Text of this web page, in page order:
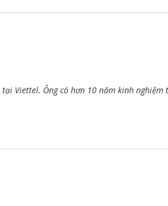
Viettel. Ông có hơn 10 năm kinh